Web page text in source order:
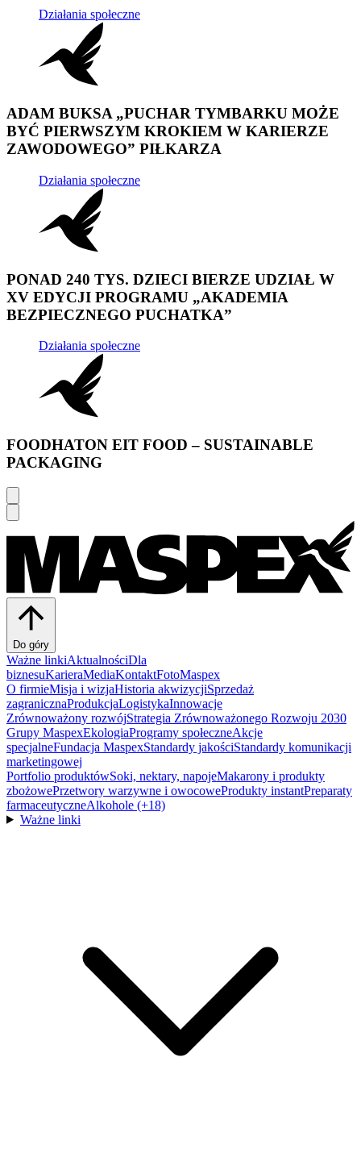
Działania społeczne
ADAM BUKSA „PUCHAR TYMBARKU MOŻE
BYĆ PIERWSZYM KROKIEM W KARIERZE
ZAWODOWEGO” PIŁKARZA
Działania społeczne
PONAD 240 TYS. DZIECI BIERZE UDZIAŁ W
XV EDYCJI PROGRAMU „AKADEMIA
BEZPIECZNEGO PUCHATKA”
Działania społeczne
FOODHATON EIT FOOD – SUSTAINABLE
PACKAGING
Do góry
Ważne linkiAktualnościDla
biznesuKarieraMediaKontaktFotoMaspex
O firmieMisja i wizjaHistoria akwizycjiSprzedaż
zagranicznaProdukcjaLogistykaInnowacje
Zrównoważony rozwójStrategia Zrównoważonego Rozwoju 2030
Grupy MaspexEkologiaProgramy społeczneAkcje
specjalneFundacja MaspexStandardy jakościStandardy komunikacji
marketingowej
Portfolio produktówSoki, nektary, napojeMakarony i produkty
zbożowePrzetwory warzywne i owocoweProdukty instantPreparaty
farmaceutyczneAlkohole (+18)
Ważne linki